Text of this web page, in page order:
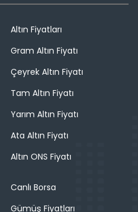
Altın Fiyatları
Gram Altın Fiyatı
Çeyrek Altın Fiyatı
Tam Altın Fiyatı
Yarım Altın Fiyatı
Ata Altın Fiyatı
Altın ONS Fiyatı
Canlı Borsa
Gümüş Fiyatları